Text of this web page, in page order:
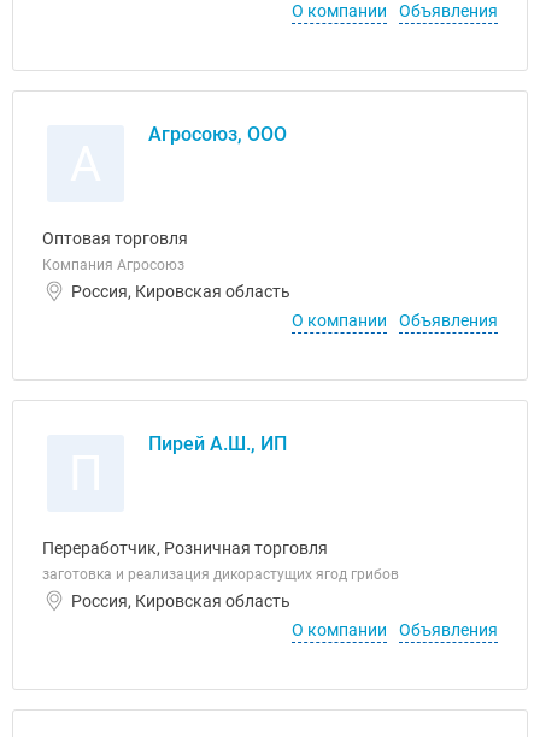
О компании
Объявления
Агросоюз, ООО
Оптовая торговля
Компания Агросоюз
Россия, Кировская область
О компании
Объявления
Пирей А.Ш., ИП
Переработчик, Розничная торговля
заготовка и реализация дикорастущих ягод грибов
Россия, Кировская область
О компании
Объявления